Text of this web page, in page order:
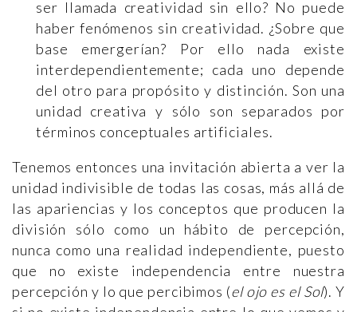
ser llamada creatividad sin ello? No puede
haber fenómenos sin creatividad. ¿Sobre que
base emergerían? Por ello nada existe
interdependientemente; cada uno depende
del otro para propósito y distinción. Son una
unidad creativa y sólo son separados por
términos conceptuales artificiales.
Tenemos entonces una invitación abierta a ver la
unidad indivisible de todas las cosas, más allá de
las apariencias y los conceptos que producen la
división sólo como un hábito de percepción,
nunca como una realidad independiente, puesto
que no existe independencia entre nuestra
percepción y lo que percibimos (el ojo es el Sol). Y